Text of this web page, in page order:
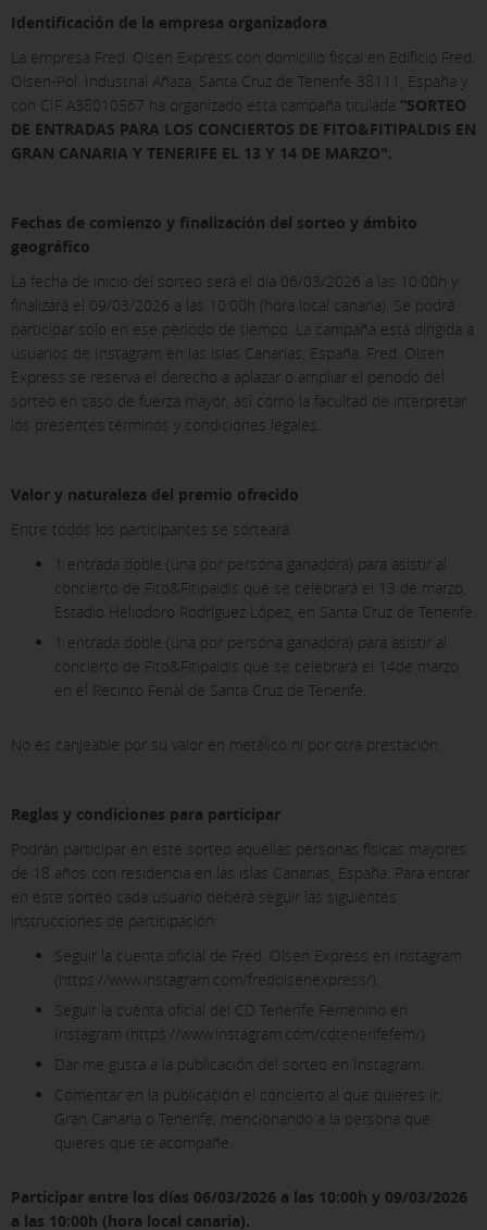
Identificación de la empresa organizadora
La empresa Fred. Olsen Express con domicilio fiscal en Edificio Fred.
Olsen-Pol. Industrial Añaza, Santa Cruz de Tenerife 38111, España y
con CIF A38010567 ha organizado esta campaña titulada “SORTEO
DE ENTRADAS PARA LOS CONCIERTOS DE FITO&FITIPALDIS EN
GRAN CANARIA Y TENERIFE EL 13 Y 14 DE MARZO".
Fechas de comienzo y finalización del sorteo y ámbito
geográfico
La fecha de inicio del sorteo será el día 06/03/2026 a las 10:00h y
finalizará el 09/03/2026 a las 10:00h (hora local canaria). Se podrá
participar solo en ese periodo de tiempo. La campaña está dirigida a
usuarios de Instagram en las islas Canarias, España. Fred. Olsen
Express se reserva el derecho a aplazar o ampliar el periodo del
sorteo en caso de fuerza mayor, así como la facultad de interpretar
los presentes términos y condiciones legales.
Valor y naturaleza del premio ofrecido
Entre todos los participantes se sorteará:
1 entrada doble (una por persona ganadora) para asistir al
concierto de Fito&Fitipaldis que se celebrará el 13 de marzo,
Estadio Heliodoro Rodríguez López, en Santa Cruz de Tenerife.
1 entrada doble (una por persona ganadora) para asistir al
concierto de Fito&Fitipaldis que se celebrará el 14de marzo
en el Recinto Ferial de Santa Cruz de Tenerife.
No es canjeable por su valor en metálico ni por otra prestación.
Reglas y condiciones para participar
Podrán participar en este sorteo aquellas personas físicas mayores
de 18 años con residencia en las islas Canarias, España. Para entrar
en este sorteo cada usuario deberá seguir las siguientes
instrucciones de participación:
Seguir la cuenta oficial de Fred. Olsen Express en Instagram
(https://www.instagram.com/fredolsenexpress/).
Seguir la cuenta oficial del CD Tenerife Femenino en
Instagram (https://www.instagram.com/cdtenerifefem/).
Dar me gusta a la publicación del sorteo en Instagram.
Comentar en la publicación el concierto al que quieres ir,
Gran Canaria o Tenerife, mencionando a la persona que
quieres que te acompañe.
Participar entre los días 06/03/2026 a las 10:00h y 09/03/2026
a las 10:00h (hora local canaria).